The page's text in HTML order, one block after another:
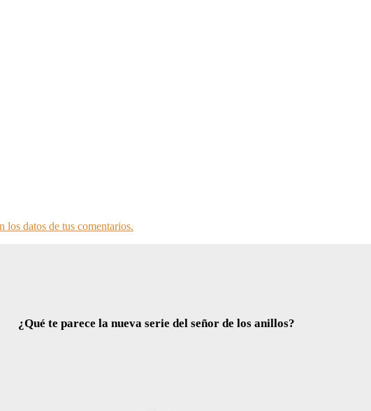
los datos de tus comentarios.
¿Qué te parece la nueva serie del señor de los anillos?